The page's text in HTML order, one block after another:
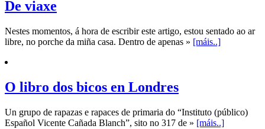
De viaxe
Nestes momentos, á hora de escribir este artigo, estou sentado ao ar
libre, no porche da miña casa. Dentro de apenas » [máis..]
O libro dos bicos en Londres
Un grupo de rapazas e rapaces de primaria do “Instituto (público)
Español Vicente Cañada Blanch”, sito no 317 de » [máis..]